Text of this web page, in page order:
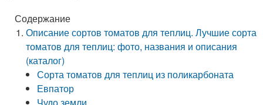
Содержание
Описание сортов томатов для теплиц. Лучшие сорта
томатов для теплиц: фото, названия и описания
(каталог)
Сорта томатов для теплиц из поликарбоната
Евпатор